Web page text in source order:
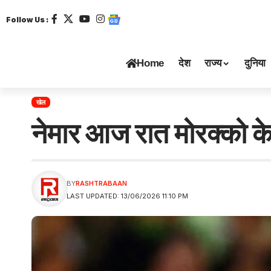
Follow Us :
Home देश राज्य दुनिया
खेल
नेमार आज रात
LAST UPDATED: 13/06/2026 11:10 PM
BYRASHTRABAAN